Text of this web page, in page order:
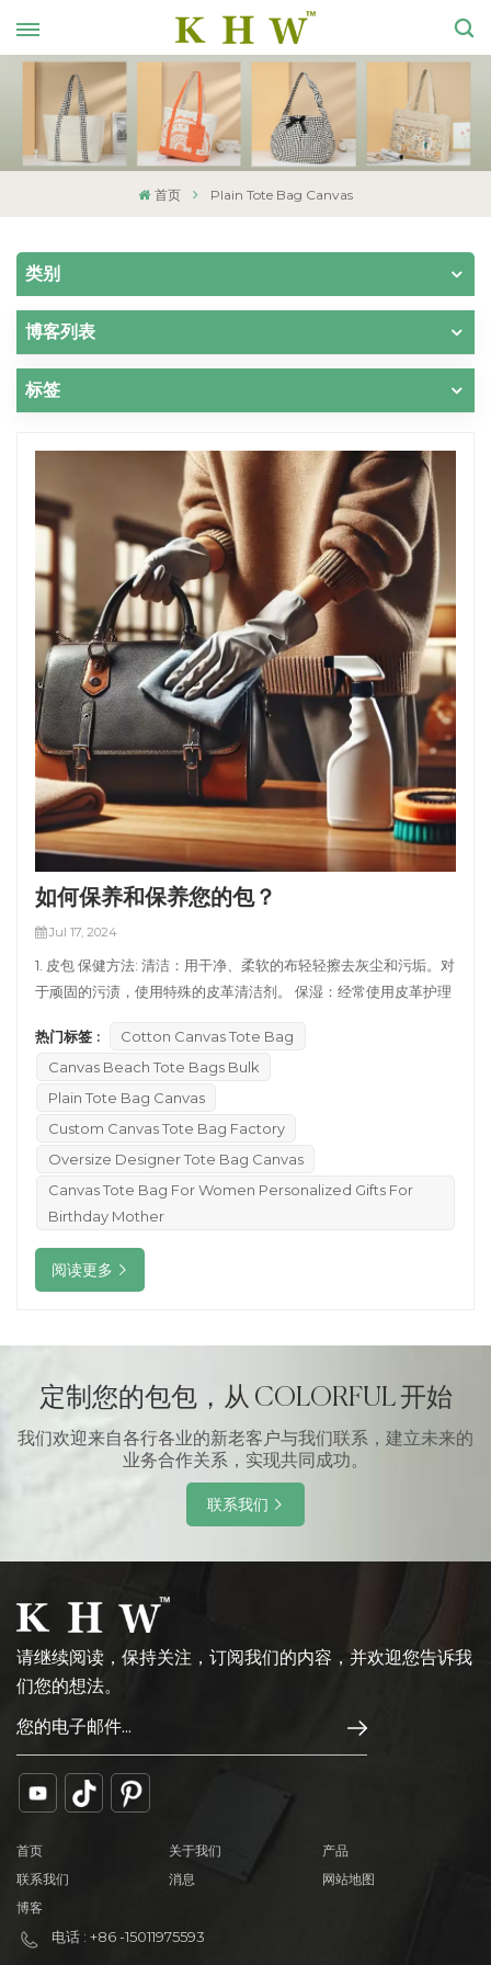
首页 Plain Tote Bag Canvas
类别
博客列表
标签
如何保养和保养您的包？
Jul 17, 2024
1. 皮包 保健方法: 清洁：用干净、柔软的布轻轻擦去灰尘和污垢。对
于顽固的污渍，使用特殊的皮革清洁剂。 保湿：经常使用皮革护理
了，立即用布擦干，然后放在阴凉通风的地方风干。 储存：不使用
时，用薄纸或软布填充袋子以保持其形状。储存在干燥、阴凉的地
方，避免阳光直射。 2. 帆布袋 保健方法: 清洁：用温水和温和的肥
皂轻轻清洗。对于顽固的污渍，使用软毛刷。 晾干：洗完后，用干
洗：用温水和温和的洗涤剂清洗。用软布或软刷轻轻擦拭。 干燥：
清洁后，用干毛巾吸收多余的水分，让它自然风干，避免阳光直
射。 防止损坏：避免与尖锐物体接触，防止划伤。 4. 仿麂皮袋 保
健方法: 清洁：用干净的橡皮擦或麂皮清洁块轻轻擦拭污渍。避免用
学物质的清洁剂。 保湿：使用漆皮护理产品保持光泽。 储存：避免
与深色材料接触，防止染色。储存于干燥处，避免高温和阳光直
射。 6. 织物袋 保健方法: 清洗：根据织物的类型，选择手洗或用温
和的洗涤剂机洗。深色和浅色织物分开洗涤，避免颜色转移。 晾
干：洗完衣服后，用干毛巾吸干多余的水分，自然风干，避免阳光
直射。 贮存：贮存于干燥、通风处，避免受潮。 7. 织袋 保健方法:
包装袋干燥。避免在顶部放置重物，以免变形。
热门标签 :
Cotton Canvas Tote Bag
Canvas Beach Tote Bags Bulk
Plain Tote Bag Canvas
Custom Canvas Tote Bag Factory
Oversize Designer Tote Bag Canvas
Canvas Tote Bag For Women Personalized Gifts For
Birthday Mother
阅读更多
定制您的包包，从 COLORFUL 开始
我们欢迎来自各行各业的新老客户与我们联系，建立未来的
业务合作关系，实现共同成功。
联系我们
请继续阅读，保持关注，订阅我们的内容，并欢迎您告诉我
们您的想法。
首页 关于我们
产品
联系我们
消息
网站地图
博客
电话 : +86 -15011975593